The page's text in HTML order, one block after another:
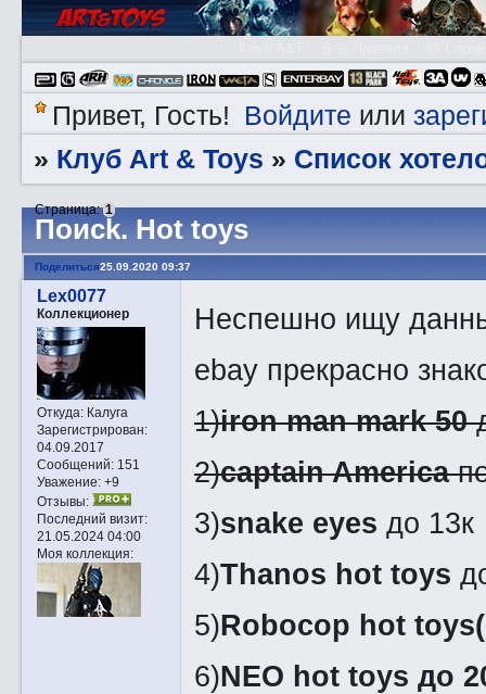
Привет, Гость! Войдите или
» Клуб Art & Toys » Список
Пoиck. Hot toys
Страница:1
Поделиться25.09.2020 09:37
Lex0077
Коллекционер
Откуда:Калуга
Зарегистрирован:
04.09.2017
Сообщений:151
Уважение: +9
Отзывы:
Последний визит:
21.05.2024 04:00
Моя коллекция:
Неспешно ищу
ebay прекрасно
1)iron man mark 50
2)captain America
3)snake eyes до 13к
4)Thanos hot toys
5)Robocop hot
6)NEO hot toys до